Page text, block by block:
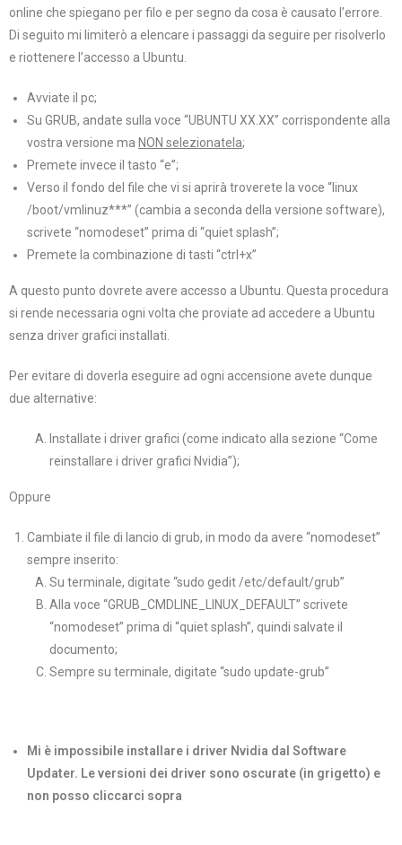
online che spiegano per filo e per segno da cosa è causato l’errore.
Di seguito mi limiterò a elencare i passaggi da seguire per risolverlo
e riottenere l’accesso a Ubuntu.
Avviate il pc;
Su GRUB, andate sulla voce “UBUNTU XX.XX” corrispondente alla
vostra versione ma NON selezionatela;
Premete invece il tasto “e”;
Verso il fondo del file che vi si aprirà troverete la voce “linux
/boot/vmlinuz***” (cambia a seconda della versione software),
scrivete “nomodeset” prima di “quiet splash”;
Premete la combinazione di tasti “ctrl+x”
A questo punto dovrete avere accesso a Ubuntu. Questa procedura
si rende necessaria ogni volta che proviate ad accedere a Ubuntu
senza driver grafici installati.
Per evitare di doverla eseguire ad ogni accensione avete dunque
due alternative:
Installate i driver grafici (come indicato alla sezione “Come
reinstallare i driver grafici Nvidia”);
Oppure
Cambiate il file di lancio di grub, in modo da avere “nomodeset”
sempre inserito:
Su terminale, digitate “sudo gedit /etc/default/grub”
Alla voce “GRUB_CMDLINE_LINUX_DEFAULT” scrivete
“nomodeset” prima di “quiet splash”, quindi salvate il
documento;
Sempre su terminale, digitate “sudo update-grub”
Mi è impossibile installare i driver Nvidia dal Software
Updater. Le versioni dei driver sono oscurate (in grigetto) e
non posso cliccarci sopra